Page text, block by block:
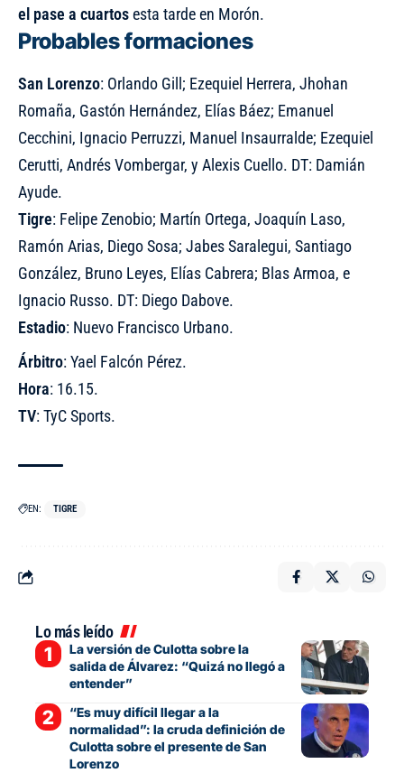
el pase a cuartosesta tarde en Morón.
Probables formaciones
San Lorenzo: Orlando Gill; Ezequiel Herrera, Jhohan
Romaña, Gastón Hernández, Elías Báez; Emanuel
Cecchini, Ignacio Perruzzi, Manuel Insaurralde; Ezequiel
Cerutti, Andrés Vombergar, y Alexis Cuello. DT: Damián
Ayude.
Tigre: Felipe Zenobio; Martín Ortega, Joaquín Laso,
Ramón Arias, Diego Sosa; Jabes Saralegui, Santiago
González, Bruno Leyes, Elías Cabrera; Blas Armoa, e
Ignacio Russo. DT: Diego Dabove.
Estadio: Nuevo Francisco Urbano.
Árbitro: Yael Falcón Pérez.
Hora: 16.15.
TV: TyC Sports.
EN: TIGRE
Lo más leído
La versión de Culotta sobre la
salida de Álvarez: “Quizá no llegó a
entender”
“Es muy difícil llegar a la
normalidad”: la cruda definición de
Culotta sobre el presente de San
Lorenzo